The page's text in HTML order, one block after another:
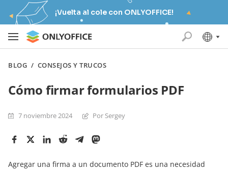
¡Vuelta al cole con ONLYOFFICE!
BLOG / CONSEJOS Y TRUCOS
Cómo firmar formularios PDF
7 noviembre 2024 Por Sergey
Agregar una firma a un documento PDF es una necesidad